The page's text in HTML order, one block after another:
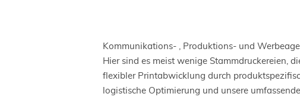
Kommunikations- , Produktions- und
Hier sind es meist wenige Stammdruckereien,
flexibler Printabwicklung durch
logistische Optimierung und unsere